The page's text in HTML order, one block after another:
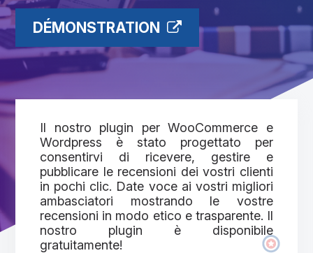
DÉMONSTRATION
Il nostro plugin per WooCommerce e
Wordpress è stato progettato per
consentirvi di ricevere, gestire e
pubblicare le recensioni dei vostri clienti
in pochi clic. Date voce ai vostri migliori
ambasciatori mostrando le vostre
recensioni in modo etico e trasparente. Il
nostro plugin è disponibile
gratuitamente!